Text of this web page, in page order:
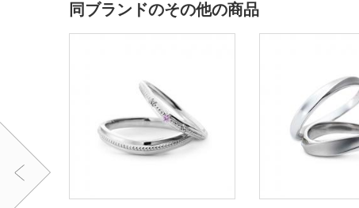
同ブランドのその他の商品